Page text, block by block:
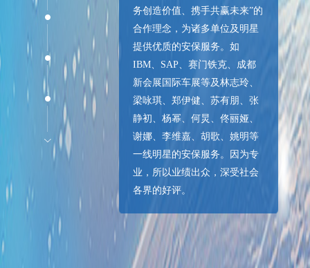
务创造价值、携手共赢未来”的
合作理念，为诸多单位及明星
提供优质的安保服务。如
IBM、SAP、赛门铁克、成都
新会展国际车展等及林志玲、
梁咏琪、郑伊健、苏有朋、张
静初、杨幂、何炅、佟丽娅、
谢娜、李维嘉、胡歌、姚明等
一线明星的安保服务。因为专
业，所以业绩出众，深受社会
各界的好评。